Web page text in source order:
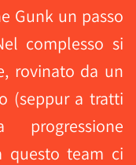
Gunk un passo
complesso si
rovinato da un
(seppur a tratti
questo team ci